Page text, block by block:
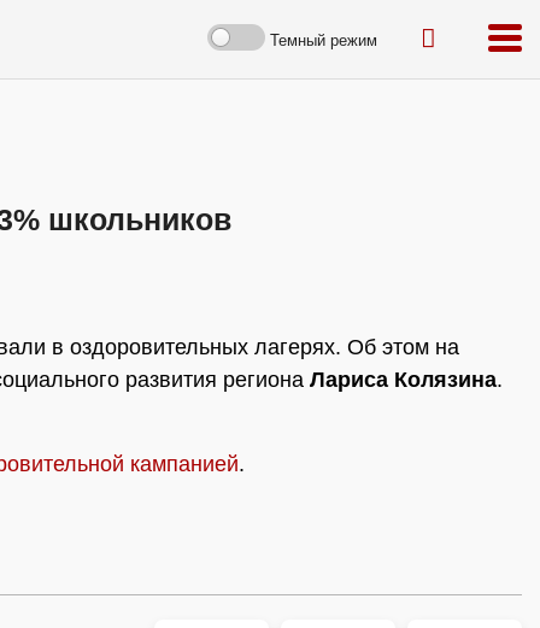
Темный режим
школьников
в оздоровительных лагерях. Об этом на
развития региона Лариса Колязина.
кампанией.